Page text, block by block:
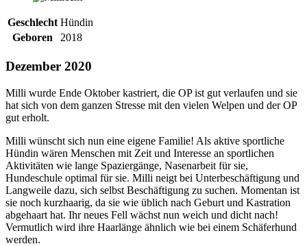
Geschlecht Hündin
Geboren
2018
Dezember 2020
Milli wurde Ende Oktober kastriert, die OP ist gut verlaufen und sie
hat sich von dem ganzen Stresse mit den vielen Welpen und der OP
gut erholt.
Milli wünscht sich nun eine eigene Familie! Als aktive sportliche
Hündin wären Menschen mit Zeit und Interesse an sportlichen
Aktivitäten wie lange Spaziergänge, Nasenarbeit für sie,
Hundeschule optimal für sie. Milli neigt bei Unterbeschäftigung und
Langweile dazu, sich selbst Beschäftigung zu suchen. Momentan ist
sie noch kurzhaarig, da sie wie üblich nach Geburt und Kastration
abgehaart hat. Ihr neues Fell wächst nun weich und dicht nach!
Vermutlich wird ihre Haarlänge ähnlich wie bei einem Schäferhund
werden.